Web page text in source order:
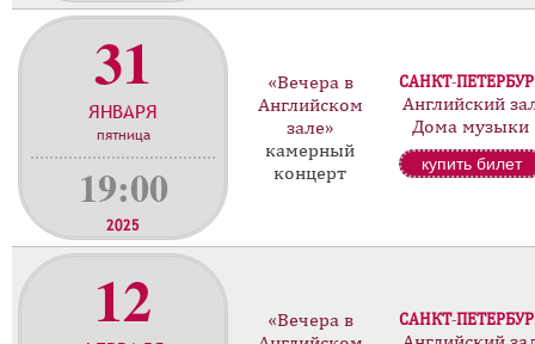
31
ЯНВАРЯ
пятница
19:00
2025
«Вечера в
Английском
зале»
камерный
концерт
САНКТ-
Английский
Дома музыки
купить билет
12
«Вечера в
САНКТ-